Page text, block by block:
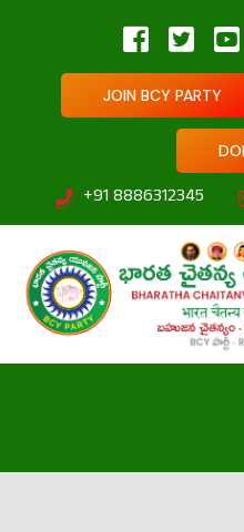
JOIN BCY PARTY
+91 8886312345